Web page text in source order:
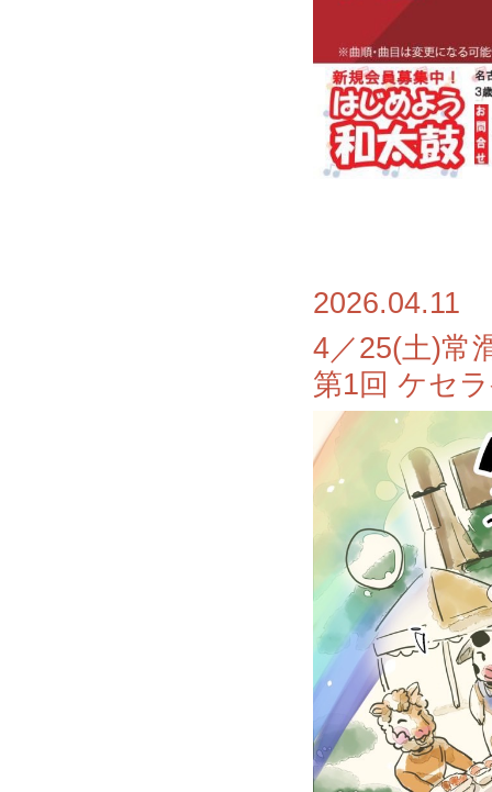
2026.04.11
4／25(土)常
第1回 ケセ